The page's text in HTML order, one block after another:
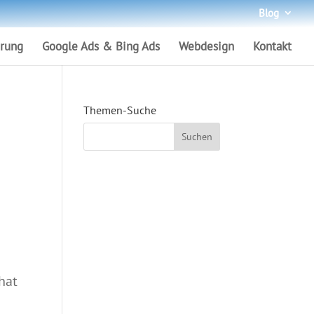
Blog
Google Ads & Bing Ads Webdesign Kontakt
Themen-Suche